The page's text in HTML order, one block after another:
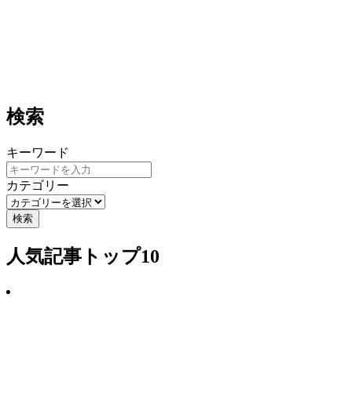
検索
キーワード
カテゴリー
検索
人気記事トップ10